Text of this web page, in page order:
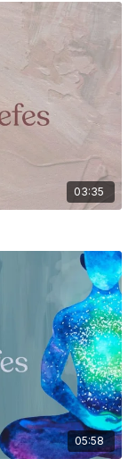
03:35
05:58